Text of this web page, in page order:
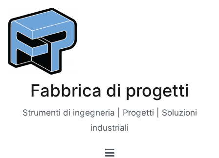
contenuto
Fabbrica di progetti
Strumenti di ingegneria | Progetti | Soluzioni
industriali